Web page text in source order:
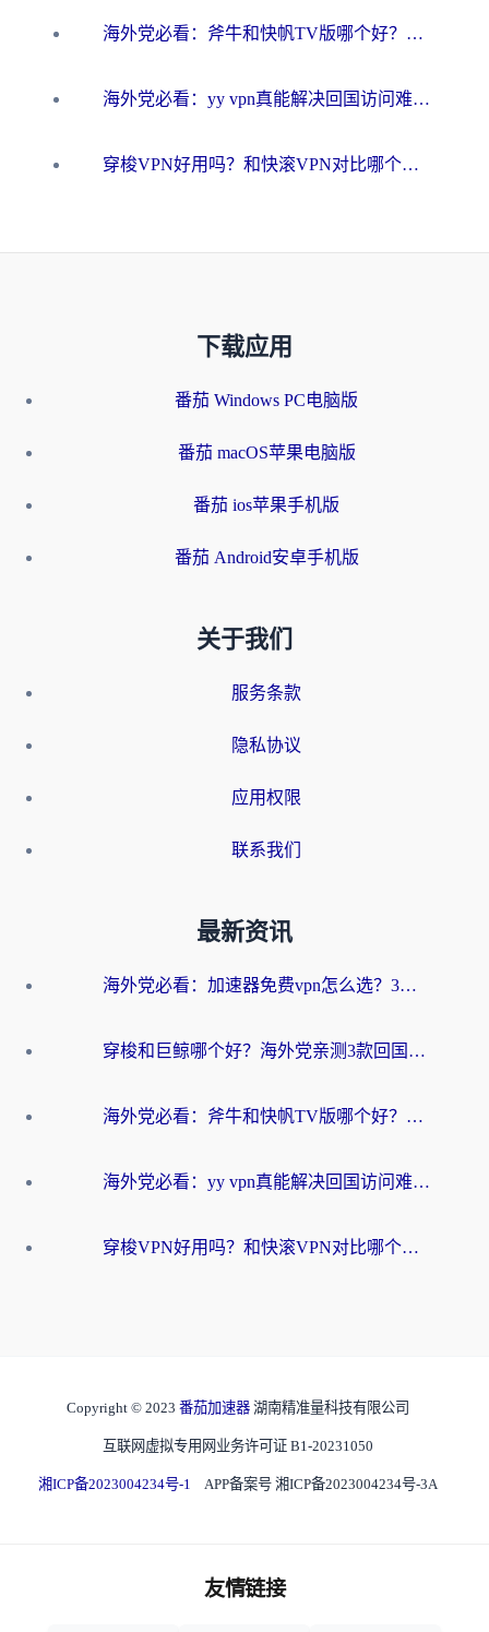
海外党必看：斧牛和快帆TV版哪个好？3分钟选对回国加速器，无缝刷B站、追热剧
海外党必看：yy vpn真能解决回国访问难题？附云极initap测评+免费方案对比
穿梭VPN好用吗？和快滚VPN对比哪个回国效果更好？海外党选回国加速器必看指南
下载应用
番茄 Windows PC电脑版
番茄 macOS苹果电脑版
番茄 ios苹果手机版
番茄 Android安卓手机版
关于我们
服务条款
隐私协议
应用权限
联系我们
最新资讯
海外党必看：加速器免费vpn怎么选？3步教你无缝访问国内资源
穿梭和巨鲸哪个好？海外党亲测3款回国加速器，教你避开90%的坑
海外党必看：斧牛和快帆TV版哪个好？3分钟选对回国加速器，无缝刷B站、追热剧
海外党必看：yy vpn真能解决回国访问难题？附云极initap测评+免费方案对比
穿梭VPN好用吗？和快滚VPN对比哪个回国效果更好？海外党选回国加速器必看指南
Copyright © 2023 番茄加速器 湖南精准量科技有限公司
互联网虚拟专用网业务许可证 B1-20231050
湘ICP备2023004234号-1 APP备案号 湘ICP备2023004234号-3A
友情链接